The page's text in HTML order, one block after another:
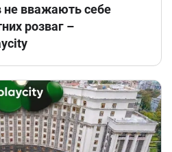
не вважають себе
розваг –